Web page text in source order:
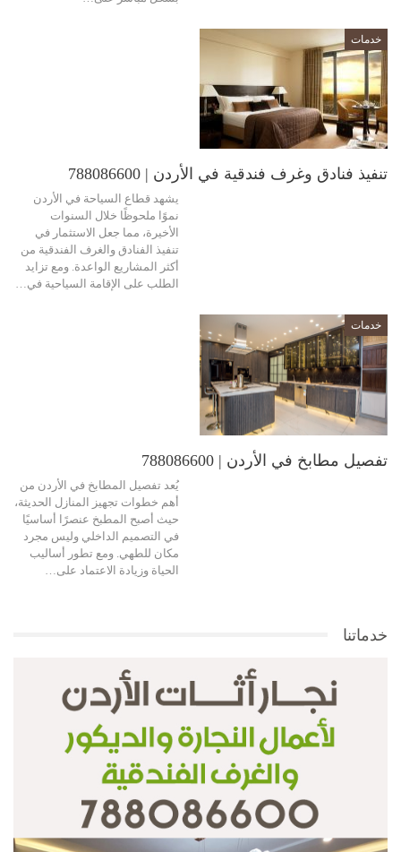
خدمات
تنفيذ فنادق وغرف فندقية في الأردن | 788086600
يشهد قطاع السياحة في الأردن
نموًا ملحوظًا خلال السنوات
الأخيرة، مما جعل الاستثمار في
تنفيذ الفنادق والغرف الفندقية من
أكثر المشاريع الواعدة. ومع تزايد
الطلب على الإقامة السياحية في…
خدمات
تفصيل مطابخ في الأردن | 788086600
يُعد تفصيل المطابخ في الأردن من
أهم خطوات تجهيز المنازل الحديثة،
حيث أصبح المطبخ عنصرًا أساسيًا
في التصميم الداخلي وليس مجرد
مكان للطهي. ومع تطور أساليب
الحياة وزيادة الاعتماد على…
خدماتنا